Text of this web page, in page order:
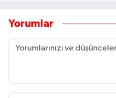
Yorumlar